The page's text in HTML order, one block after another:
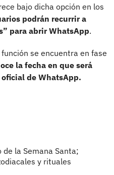
bajo dicha opción en los
podrán recurrir a
para abrir WhatsApp.
se encuentra en fase
la fecha en que será
de WhatsApp.
de la Semana Santa;
y rituales